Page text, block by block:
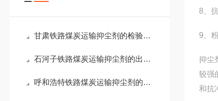
甘肃铁路煤炭运输抑尘剂的检验方法
石河子铁路煤炭运输抑尘剂的出厂报告
呼和浩特铁路煤炭运输抑尘剂的资质
8、
9、
抑尘
较强
和抗